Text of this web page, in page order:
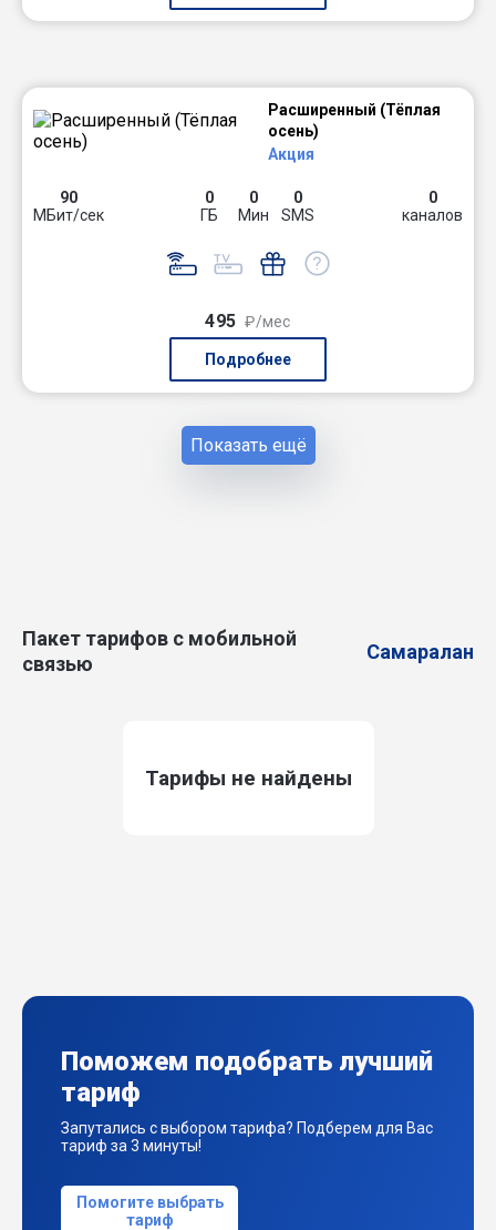
Расширенный (Тёплая
осень)
Акция
90
МБит/сек
0
ГБ
0
Мин
0
SMS
0
каналов
495 ₽/мес
Подробнее
Показать ещё
Пакет тарифов с мобильной
связью
Самаралан
Тарифы не найдены
Поможем подобрать лучший
тариф
Запутались с выбором тарифа? Подберем для Вас
тариф за 3 минуты!
Помогите выбрать
тариф